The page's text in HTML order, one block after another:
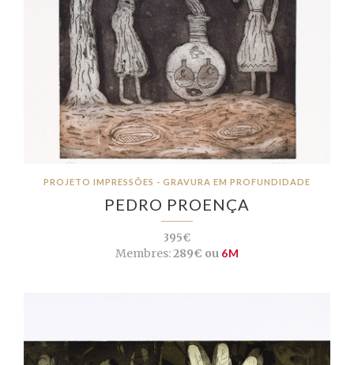
PROJETO IMPRESSÕES - GRAVURA EM PROFUNDIDADE
PEDRO PROENÇA
395€
Membres:289€ ou 6M